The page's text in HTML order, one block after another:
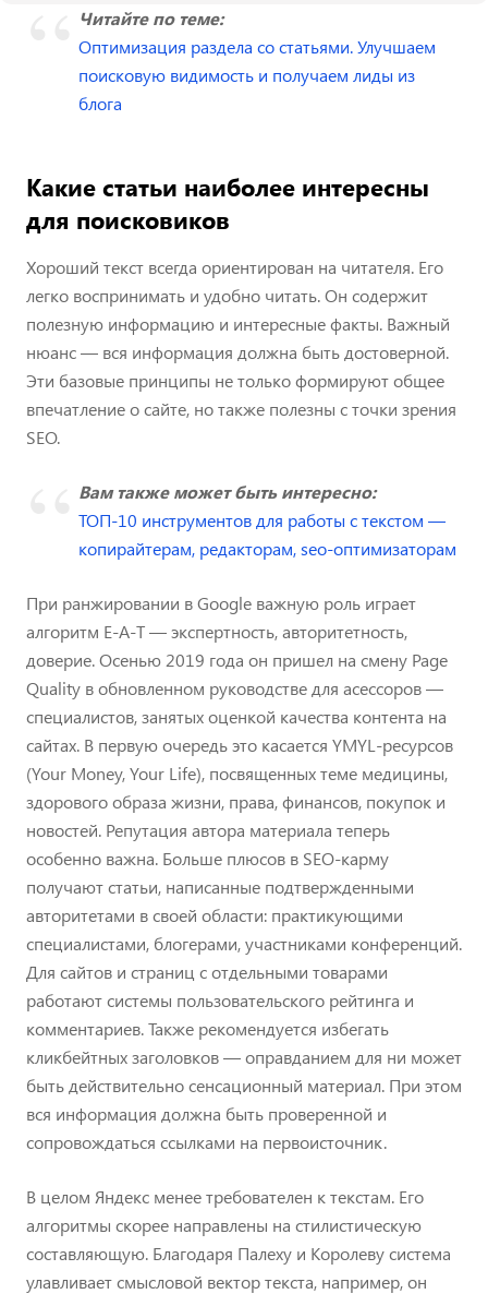
Читайте по теме:
Оптимизация раздела со статьями. Улучшаем
поисковую видимость и получаем лиды из
блога
Какие статьи наиболее интересны
для поисковиков
Хороший текст всегда ориентирован на читателя. Его
легко воспринимать и удобно читать. Он содержит
полезную информацию и интересные факты. Важный
нюанс — вся информация должна быть достоверной.
Эти базовые принципы не только формируют общее
впечатление о сайте, но также полезны с точки зрения
SEO.
Вам также может быть интересно:
ТОП-10 инструментов для работы с текстом —
копирайтерам, редакторам, seo-оптимизаторам
При ранжировании в Google важную роль играет
алгоритм E-A-T — экспертность, авторитетность,
доверие. Осенью 2019 года он пришел на смену Page
Quality в обновленном руководстве для асессоров —
специалистов, занятых оценкой качества контента на
сайтах. В первую очередь это касается YMYL-ресурсов
(Your Money, Your Life), посвященных теме медицины,
здорового образа жизни, права, финансов, покупок и
новостей. Репутация автора материала теперь
особенно важна. Больше плюсов в SEO-карму
получают статьи, написанные подтвержденными
авторитетами в своей области: практикующими
специалистами, блогерами, участниками конференций.
Для сайтов и страниц с отдельными товарами
работают системы пользовательского рейтинга и
комментариев. Также рекомендуется избегать
кликбейтных заголовков — оправданием для ни может
быть действительно сенсационный материал. При этом
вся информация должна быть проверенной и
сопровождаться ссылками на первоисточник.
В целом Яндекс менее требователен к текстам. Его
алгоритмы скорее направлены на стилистическую
составляющую. Благодаря Палеху и Королеву система
улавливает смысловой вектор текста, например, он